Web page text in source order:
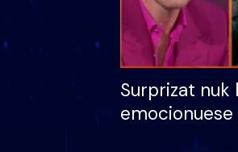
Surprizat nuk